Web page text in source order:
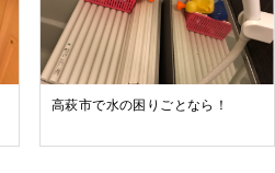
高萩市で水の困りごとなら！